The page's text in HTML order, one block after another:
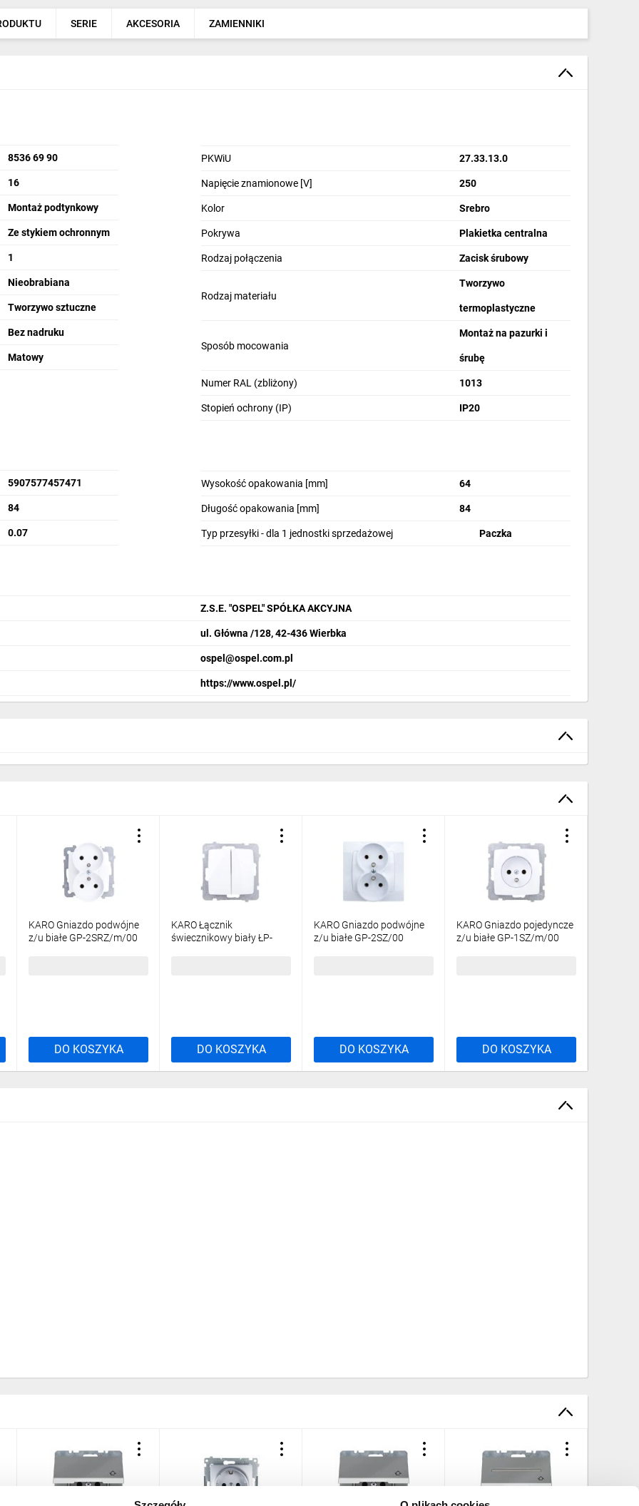
SERIE AKCESORIA ZAMIENNIKI
8536 69 90
16
Montaż podtynkowy
Ze stykiem ochronnym
1
Nieobrabiana
Tworzywo sztuczne
Bez nadruku
Matowy
PKWiU 27.33.13.0
Napięcie znamionowe [V] 250
Kolor Srebro
Pokrywa Plakietka centralna
Rodzaj połączenia Zacisk śrubowy
Rodzaj materiału
Tworzywo
termoplastyczne
Sposób mocowania
Montaż na pazurki i
śrubę
Numer RAL (zbliżony) 1013
Stopień ochrony (IP) IP20
5907577457471
84
0.07
Wysokość opakowania [mm] 64
Długość opakowania [mm] 84
Typ przesyłki - dla 1 jednostki sprzedażowej Paczka
Z.S.E. "OSPEL" SPÓŁKA AKCYJNA
ul. Główna /128, 42-436 Wierbka
ospel@ospel.com.pl
https://www.ospel.pl/
KARO Gniazdo podwójne
z/u białe GP-2SRZ/m/00
DO KOSZYKA
KARO Łącznik
świecznikowy biały ŁP-
DO KOSZYKA
KARO Gniazdo podwójne
z/u białe GP-2SZ/00
DO KOSZYKA
KARO Gniazdo pojedyncze
z/u białe GP-1SZ/m/00
DO KOSZYKA